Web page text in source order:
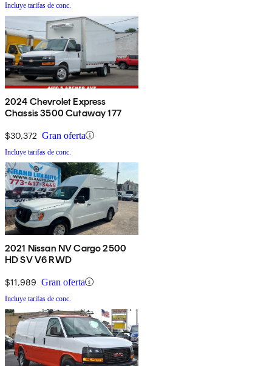
Incluye tarifas de conc.
2024 Chevrolet Express
Chassis 3500 Cutaway 177
$30,372 Gran oferta
Incluye tarifas de conc.
2021 Nissan NV Cargo 2500
HD SV V6 RWD
$11,989 Gran oferta
Incluye tarifas de conc.